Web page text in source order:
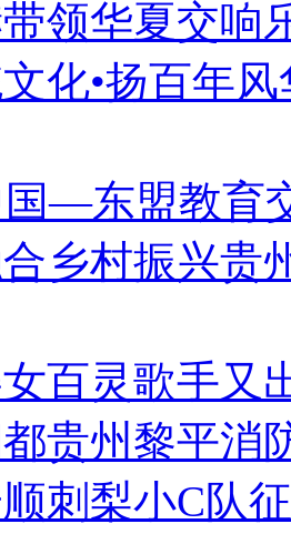
领华夏交响
化•扬百年
国—东盟教育
乡村振兴贵
百灵歌手又
贵州黎平消
刺梨小C队